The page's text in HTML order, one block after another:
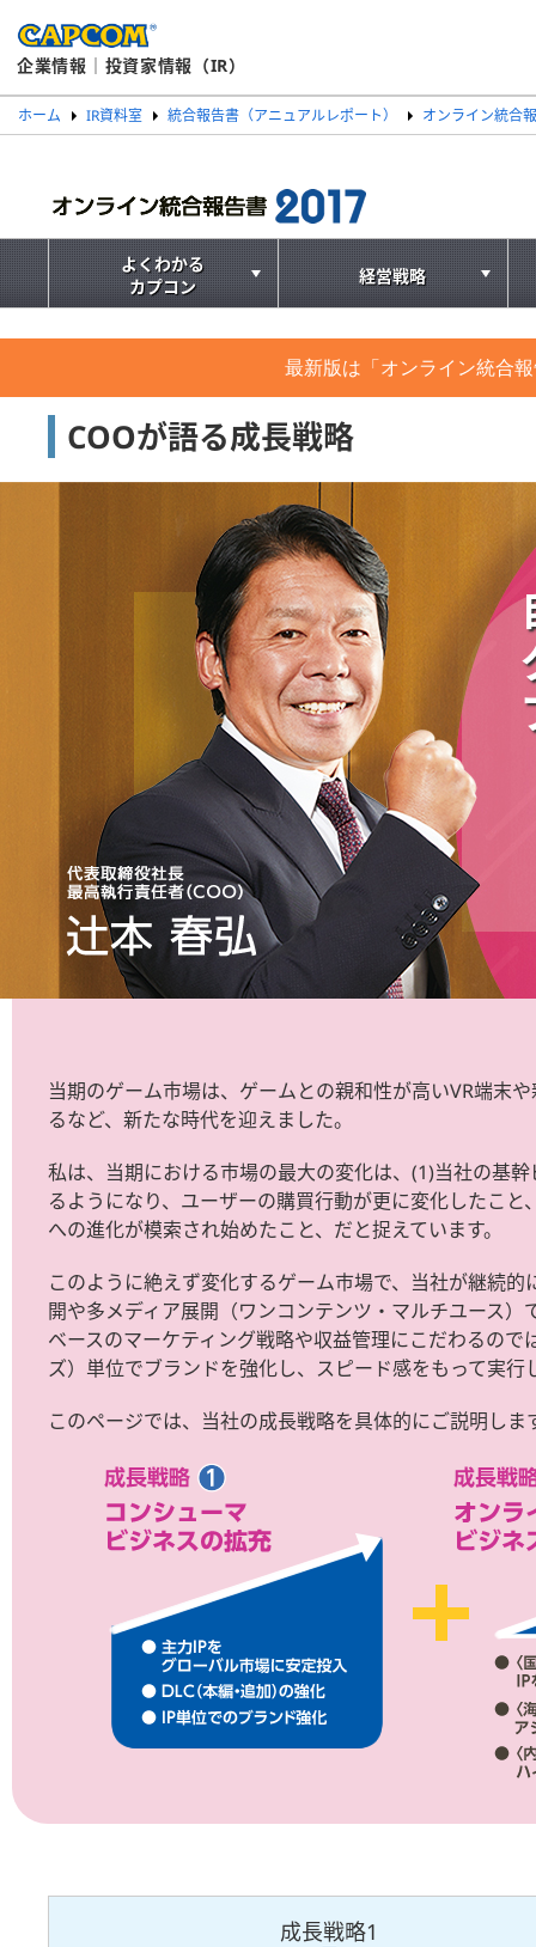
企業情報｜投資家情報（IR）
ホーム IR資料室 統合報告書（アニュアルレポート） オンライン統合
よくわかる
カプコン
経営戦略
最新版は「オンライン統合
COOが語る成長戦略
当期のゲーム市場は、ゲームとの親和性が高いVR端末
るなど、新たな時代を迎えました。
私は、当期における市場の最大の変化は、(1)当社の基
るようになり、ユーザーの購買行動が更に変化したこ
への進化が模索され始めたこと、だと捉えています。
このように絶えず変化するゲーム市場で、当社が継続
開や多メディア展開（ワンコンテンツ・マルチユース
ベースのマーケティング戦略や収益管理にこだわるの
ズ）単位でブランドを強化し、スピード感をもって実
このページでは、当社の成長戦略を具体的にご説明しま
成長戦略1